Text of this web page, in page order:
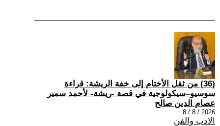
(36) من ثقل الأختام إلى خفة الريشة: قراءة
سوسيو–سيكولوجية في قصة -ريشة- لأحمد سمير
عصام الدين صالح
2026 / 8 / 8
الادب والفن